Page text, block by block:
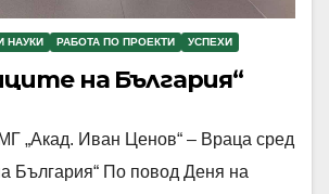
НАУКИ РАБОТА ПО ПРОЕКТИ УСПЕХИ
на България“
„Акад. Иван Ценов“ – Враца сред
България“ По повод Деня на